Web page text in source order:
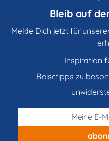
Bleib auf
Melde Dich jetzt für
Inspiration
Reisetipps zu